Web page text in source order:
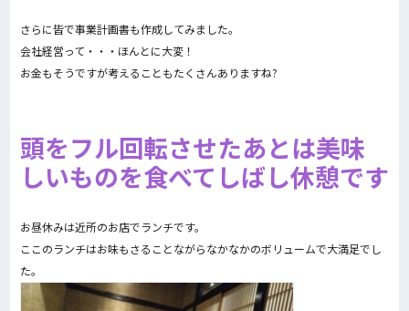
さらに皆で事業計画書も作成してみました。
会社経営って・・・ほんとに大変！
お金もそうですが考えることもたくさんありますね?
頭をフル回転させたあとは美味
しいものを食べてしばし休憩です
お昼休みは近所のお店でランチです。
ここのランチはお味もさることながらなかなかのボリュームで大満足でし
た。